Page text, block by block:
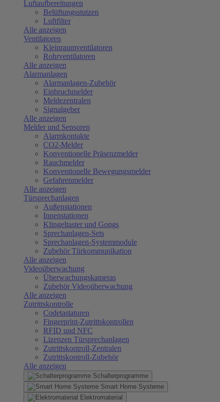
Luftaufbereitungen
Belüftungsstutzen
Luftfilter
Alle anzeigen
Ventilatoren
Kleinraumventilatoren
Rohrventilatoren
Alle anzeigen
Alarmanlagen
Alarmanlagen-Zubehör
Einbruchmelder
Meldezentralen
Signalgeber
Alle anzeigen
Melder und Sensoren
Alarmkontakte
CO2-Melder
Konventionelle Präsenzmelder
Rauchmelder
Konventionelle Bewegungsmelder
Gefahrenmelder
Alle anzeigen
Türsprechanlagen
Außenstationen
Innenstationen
Klingeltaster und Gongs
Sprechanlagen-Sets
Sprechanlagen-Systemmodule
Zubehör Türkommunikation
Alle anzeigen
Videoüberwachung
Überwachungskameras
Zubehör Videoüberwachung
Alle anzeigen
Zutrittskontrolle
Codetastaturen
Fingerprint-Zutrittskontrollen
RFID und NFC
Lizenzen Türsprechanlagen
Zutrittskontroll-Zentralen
Zutrittskontroll-Zubehör
Alle anzeigen
Schalterprogramme
Smart Home Systeme
Elektromaterial